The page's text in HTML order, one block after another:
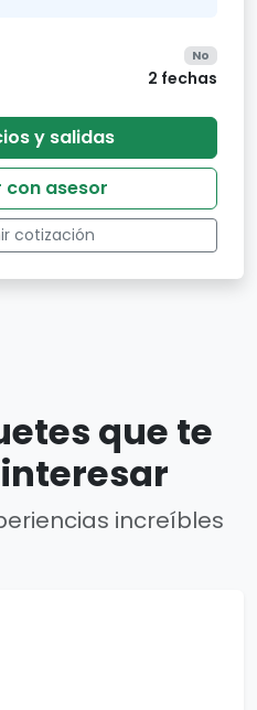
No
2 fechas
y salidas
con asesor
cotización
que te
increíbles